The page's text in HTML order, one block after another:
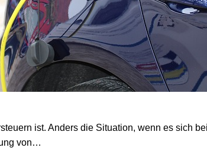
ist. Anders die Situation, wenn es sich
von…